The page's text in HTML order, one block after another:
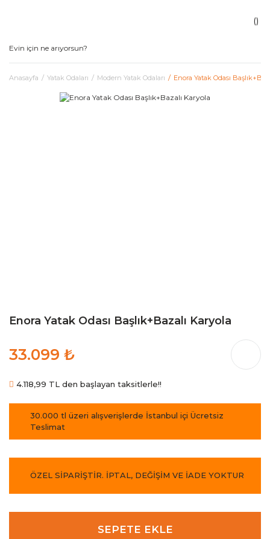
Anasayfa Yatak Odaları Modern Yatak Odaları Enora Yatak Odası
Enora Yatak Odası Başlık+Bazalı Karyola
33.099 ₺
4.118,99 TL den başlayan taksitlerle!!
30.000 tl üzeri alışverişlerde İstanbul içi Ücretsiz
Teslimat
ÖZEL SİPARİŞTİR. İPTAL, DEĞİŞİM VE İADE YOKTUR
SEPETE EKLE